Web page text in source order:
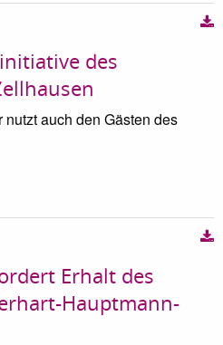
des
auch den Gästen des
Erhalt des
Hauptmann-